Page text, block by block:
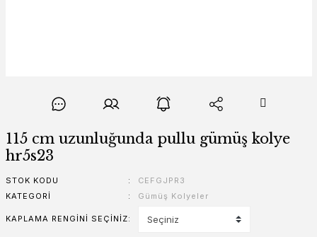
115 cm uzunluğunda pullu gümüş kolye
hr5s23
STOK KODU
CEFGJPR3
KATEGORI
Gümüş Kolyeler
KAPLAMA RENGINI SEÇINIZ